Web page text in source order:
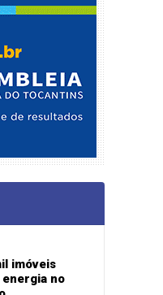
imóveis
energia no